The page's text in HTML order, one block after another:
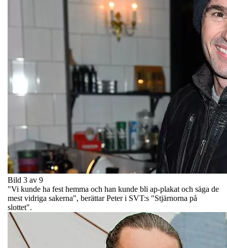
Bild 3 av 9
"Vi kunde ha fest hemma och han kunde bli ap-plakat och säga de
mest vidriga sakerna", berättar Peter i SVT:s "Stjärnorna på
slottet".